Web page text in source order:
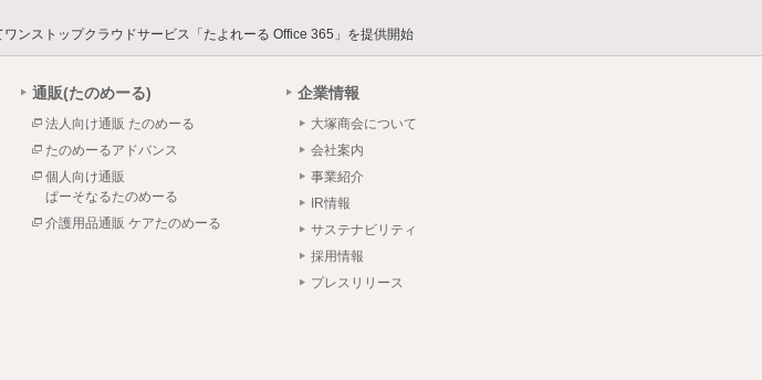
ンストップクラウドサービス「たよれーる Office 365」を提供開始
通販(たのめーる)
法人向け通販 たのめーる
たのめーるアドバンス
個人向け通販
ぱーそなるたのめーる
介護用品通販 ケアたのめーる
企業情報
大塚商会について
会社案内
事業紹介
IR情報
サステナビリティ
採用情報
プレスリリース